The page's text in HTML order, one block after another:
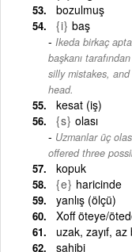
bozulmuş
{i} baş
Ikeda birkaç
başkanı
silly mistakes,
head.
kesat (iş)
{s} olası
Uzmanlar üç
offered three
kopuk
{e} haricinde
yanlış (ölçü)
Xoff öteye/
uzak, zayıf, az
sahibi